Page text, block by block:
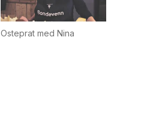
Osteprat med Nina